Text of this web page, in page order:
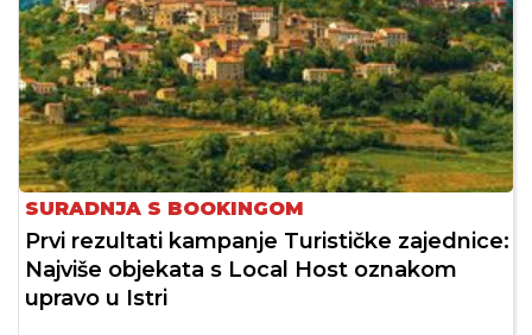
SURADNJA S BOOKINGOM
Prvi rezultati kampanje Turističke zajednice:
Najviše objekata s Local Host oznakom
upravo u Istri